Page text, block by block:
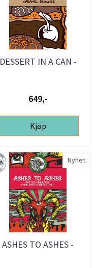
DESSERT IN A CAN -
649,-
Kjøp
Nyhet
ASHES TO ASHES -